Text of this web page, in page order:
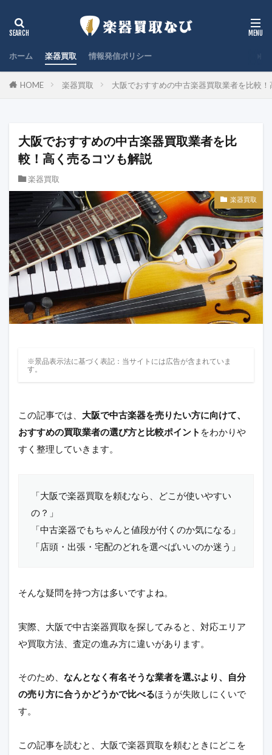
ホーム 楽器買取 情報発信ポリシー
HOME 楽器買取 大阪でおすすめの中古楽器買取業者を比較
大阪でおすすめの中古楽器買取業者を比
較！高く売るコツも解説
楽器買取
楽器買取
※景品表示法に基づく表記：当サイトには広告が含まれていま
す。
この記事では、 大阪で中古楽器を売りたい方に向けて、
おすすめの買取業者の選び方と比較ポイント をわかりや
すく整理していきます。
「大阪で楽器買取を頼むなら、どこが使いやすい
の？」
「中古楽器でもちゃんと値段が付くのか気になる」
「店頭・出張・宅配のどれを選べばいいのか迷う」
そんな疑問を持つ方は多いですよね。
実際、大阪で中古楽器買取を探してみると、対応エリア
や買取方法、査定の進み方に違いがあります。
そのため、 なんとなく有名そうな業者を選ぶより、自分
の売り方に合うかどうかで比べるほうが失敗しにくいで
す。
この記事を読むと、大阪で楽器買取を頼むときにどこを